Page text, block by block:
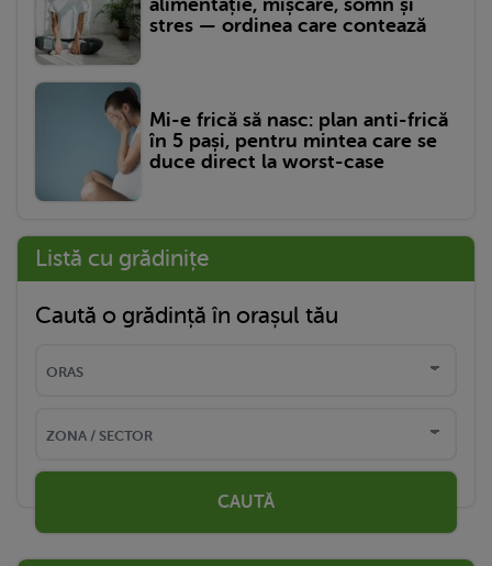
stres — ordinea care contează
Mi-e frică să nasc: plan anti-frică
în 5 pași, pentru mintea care se
duce direct la worst-case
Listă cu grădinițe
Caută o grădință în orașul tău
CAUTĂ